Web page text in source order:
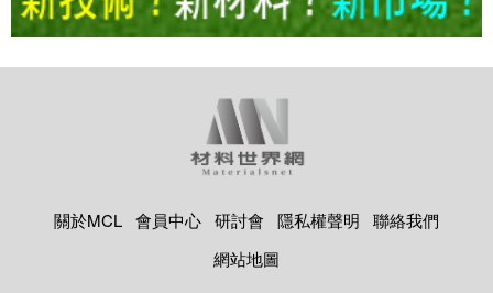
關於MCL 會員中心 研討會 隱私權聲明
聯絡我們
網站地圖